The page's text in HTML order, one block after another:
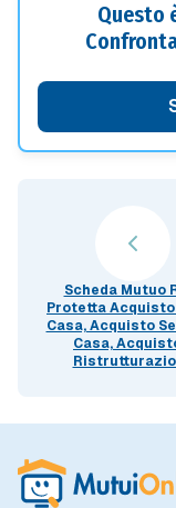
Questo
Scheda Mutuo
Protetta Acquisto
Casa, Acquisto
Casa,